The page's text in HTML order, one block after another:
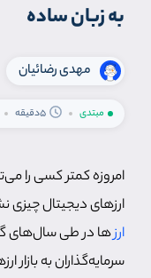
به زبان ساده
مهدی رضائیان
مبتدی 5دقیقه
امروزه کمتر کسی را
ارزهای دیجیتال
ارزها در طی سال‌های
سرمایه‌گذاران به